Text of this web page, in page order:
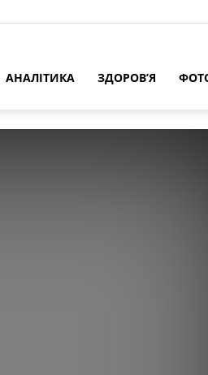
АНАЛІТИКА ЗДОРОВ’Я